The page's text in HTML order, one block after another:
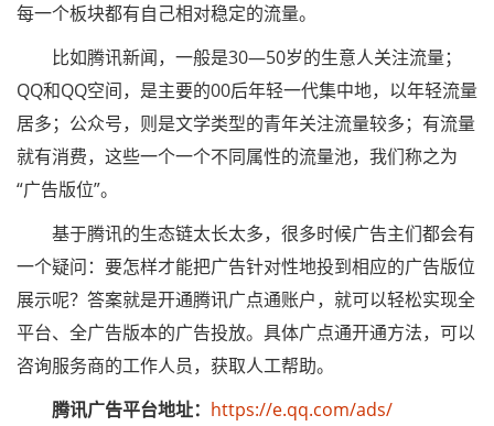
每一个板块都有自己相对稳定的流量。
比如腾讯新闻，一般是30—50岁的生意人关注流量；
QQ和QQ空间，是主要的00后年轻一代集中地，以年轻流量
居多；公众号，则是文学类型的青年关注流量较多；有流量
就有消费，这些一个一个不同属性的流量池，我们称之为
“广告版位”。
基于腾讯的生态链太长太多，很多时候广告主们都会有
一个疑问：要怎样才能把广告针对性地投到相应的广告版位
展示呢？答案就是开通腾讯广点通账户，就可以轻松实现全
平台、全广告版本的广告投放。具体广点通开通方法，可以
咨询服务商的工作人员，获取人工帮助。
腾讯广告平台地址： https://e.qq.com/ads/